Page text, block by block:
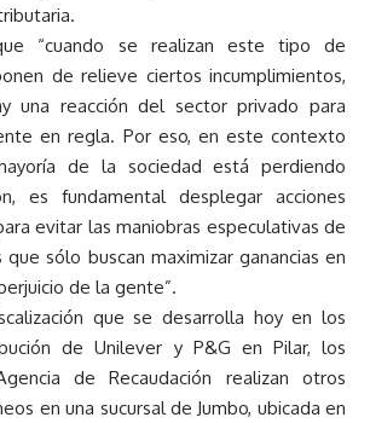
“cuando se realizan este tipo de
de relieve ciertos incumplimientos,
una reacción del sector privado para
en regla. Por eso, en este contexto
de la sociedad está perdiendo
es fundamental desplegar acciones
evitar las maniobras especulativas de
que sólo buscan maximizar ganancias en
de la gente”.
que se desarrolla hoy en los
de Unilever y P&G en Pilar, los
de Recaudación realizan otros
en una sucursal de Jumbo, ubicada en